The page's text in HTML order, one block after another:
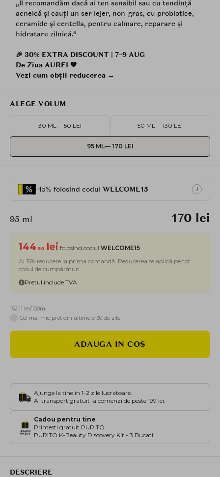
„Îl recomandăm dacă ai ten sensibil sau cu tendință
acneică și cauți un ser lejer, non-gras, cu probiotice,
ceramide și centella, pentru calmare, reparare și
hidratare zilnică.”
🎉 30% EXTRA DISCOUNT | 7–9 AUG
De Ziua AUREI 💖
Vezi cum obții reducerea →
ALEGE VOLUM
30 ML — 50 LEI 50 ML — 130 LEI
95 ML— 170 LEI
-15% folosind codul WELCOME15 i
95 ml 170 lei
144 .50 lei folosind codul WELCOME15
Ai 15% reducere la prima comandă. Reducerea se aplică pe tot
coșul de cumpărături.
Pretul include TVA
152.11 lei/100ml
Cel mai mic pret din ultimele 30 de zile
ADAUGA IN COS
Ajunge la tine in 1-2 zile lucratoare.
Ai transport gratuit la comenzi de peste 199 lei.
Cadou pentru tine
Primesti gratuit PURITO
PURITO K-Beauty Discovery Kit - 3 Bucati
DESCRIERE